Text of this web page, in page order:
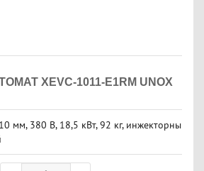
XEVC-1011-E1RM UNOX
мм, 380 В, 18,5 кВт, 92 кг, инжекторны